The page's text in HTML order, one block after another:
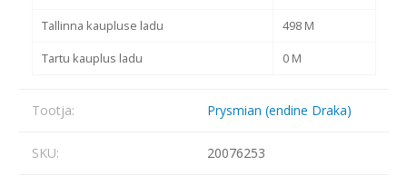
Tallinna kaupluse ladu
498 M
Tartu kauplus ladu
0 M
Tootja: Prysmian (endine Draka)
SKU: 20076253